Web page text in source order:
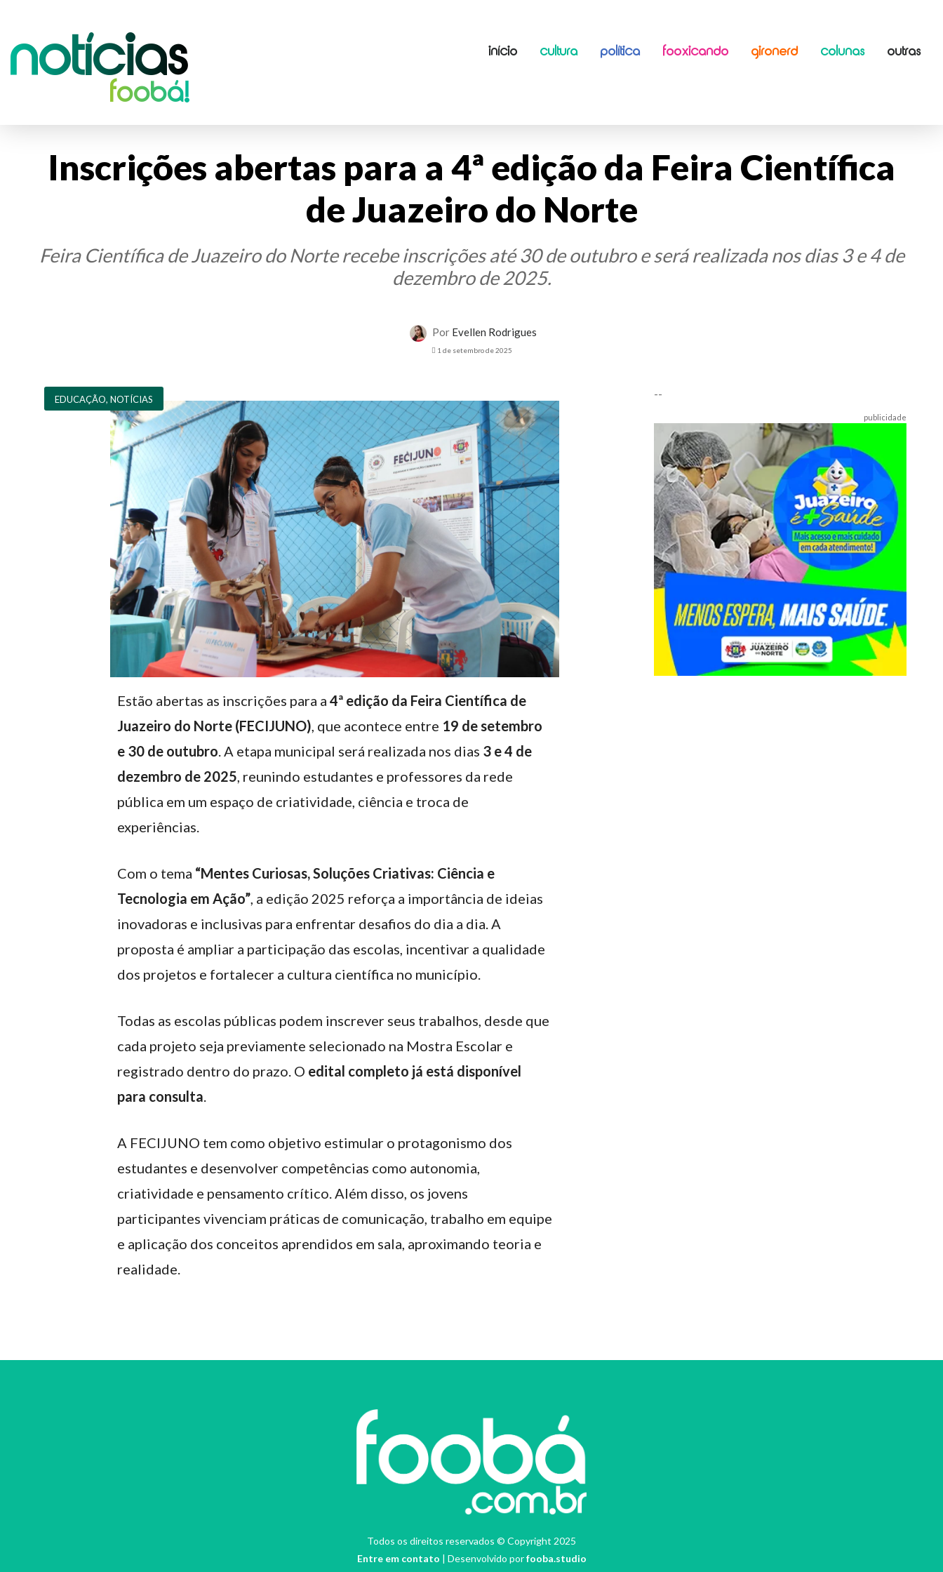
Notícias
foobá!
INÍCIO CULTURA POLÍTICA FOOXICANDO GIRONERD COLUNAS OUTRAS
Inscrições abertas para a 4ª edição da Feira Científica
de Juazeiro do Norte
Feira Científica de Juazeiro do Norte recebe inscrições até 30 de outubro e será realizada nos dias 3 e 4 de
dezembro de 2025.
Por Evellen Rodrigues
1 de setembro de 2025
EDUCAÇÃO, NOTÍCIAS
Estão abertas as inscrições para a 4ª edição da Feira Científica de
Juazeiro do Norte (FECIJUNO) , que acontece entre 19 de setembro
e 30 de outubro . A etapa municipal será realizada nos dias 3 e 4 de
dezembro de 2025 , reunindo estudantes e professores da rede
pública em um espaço de criatividade, ciência e troca de
experiências.
Com o tema “Mentes Curiosas, Soluções Criativas: Ciência e
Tecnologia em Ação” , a edição 2025 reforça a importância de ideias
inovadoras e inclusivas para enfrentar desafios do dia a dia. A
proposta é ampliar a participação das escolas, incentivar a qualidade
dos projetos e fortalecer a cultura científica no município.
Todas as escolas públicas podem inscrever seus trabalhos, desde que
cada projeto seja previamente selecionado na Mostra Escolar e
registrado dentro do prazo. O edital completo já está disponível
para consulta
A FECIJUNO tem como objetivo estimular o protagonismo dos
estudantes e desenvolver competências como autonomia,
criatividade e pensamento crítico. Além disso, os jovens
participantes vivenciam práticas de comunicação, trabalho em equipe
e aplicação dos conceitos aprendidos em sala, aproximando teoria e
realidade.
--
publicidade
Todos os direitos reservados © Copyright 2025
Entre em contato | Desenvolvido porfooba.studio